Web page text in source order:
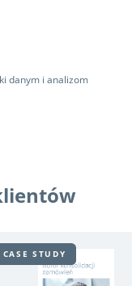
danym i analizom
CASE STUDY